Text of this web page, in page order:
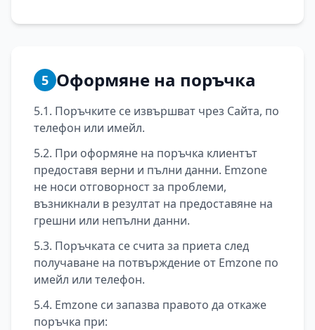
5 Оформяне на поръчка
5.1. Поръчките се извършват чрез Сайта, по
телефон или имейл.
5.2. При оформяне на поръчка клиентът
предоставя верни и пълни данни. Emzone
не носи отговорност за проблеми,
възникнали в резултат на предоставяне на
грешни или непълни данни.
5.3. Поръчката се счита за приета след
получаване на потвърждение от Emzone по
имейл или телефон.
5.4. Emzone си запазва правото да откаже
поръчка при: